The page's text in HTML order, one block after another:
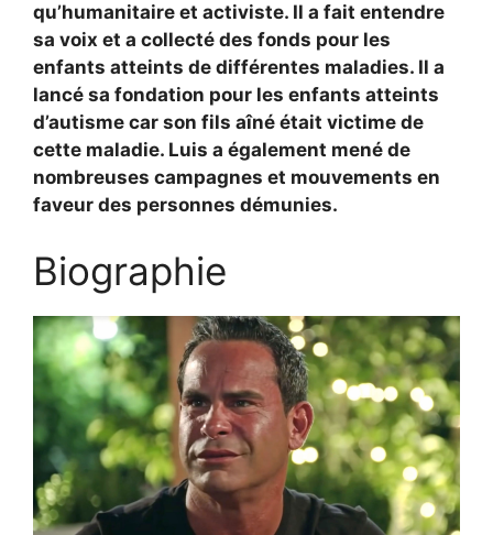
qu’humanitaire et activiste. Il a fait entendre
sa voix et a collecté des fonds pour les
enfants atteints de différentes maladies. Il a
lancé sa fondation pour les enfants atteints
d’autisme car son fils aîné était victime de
cette maladie. Luis a également mené de
nombreuses campagnes et mouvements en
faveur des personnes démunies.
Biographie